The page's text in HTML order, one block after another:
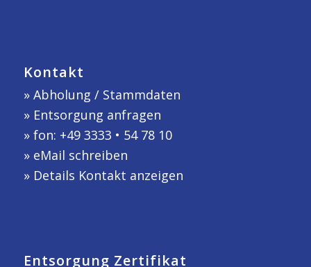
Kontakt
» Abholung / Stammdaten
» Entsorgung anfragen
» fon: +49 3333 • 54 78 10
» eMail schreiben
» Details Kontakt anzeigen
Entsorgung Zertifikat